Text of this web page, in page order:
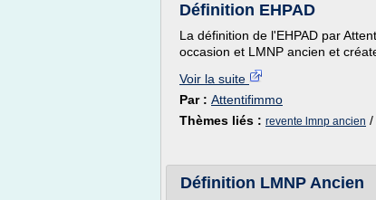
Définition EHPAD
La définition de l'EHPAD par
occasion et LMNP ancien et
Voir la suite
Par : Attentifimmo
Thèmes liés : revente lmnp ancien /
Définition LMNP Ancien